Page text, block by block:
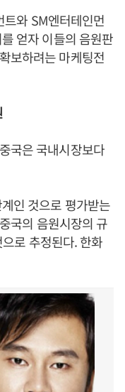
트와 SM엔터테인먼
얻자 이들의 음원판
보하려는 마케팅전
국은 국내시장보다
인 것으로 평가받는
국의 음원시장의 규
로 추정된다. 한화